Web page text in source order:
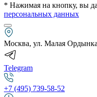
* Нажимая на кнопку, вы
персональных данных
Москва, ул. Малая Ордынка
Telegram
+7 (495) 739-58-52